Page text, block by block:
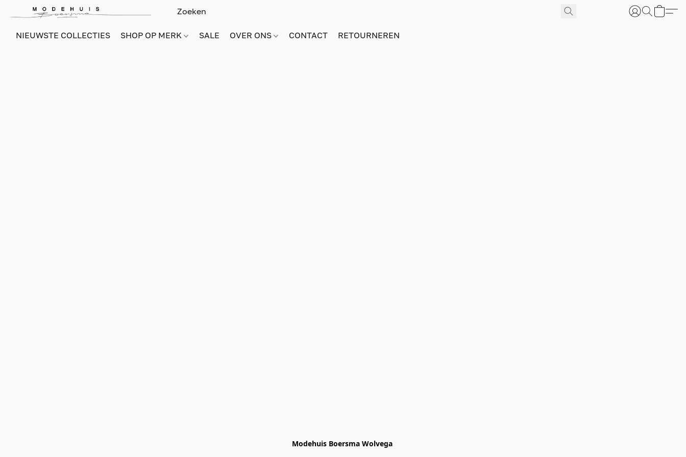
NIEUWSTE COLLECTIES SHOP OP MERK SALE OVER ONS CONTACT RETOURNEREN
Modehuis Boersma Wolvega